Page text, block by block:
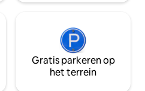
Gratis parkeren op
het terrein